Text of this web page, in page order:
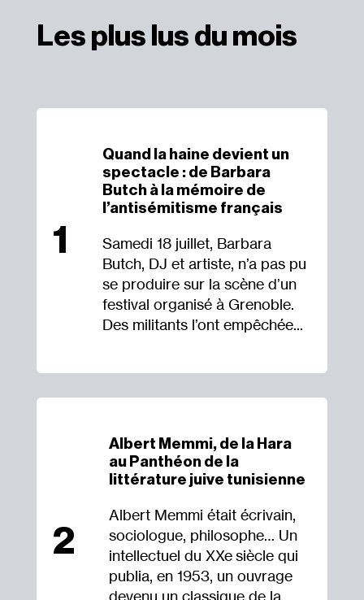
Les plus lus du mois
Quand la haine devient un
spectacle : de Barbara
Butch à la mémoire de
l’antisémitisme français
Samedi 18 juillet, Barbara
Butch, DJ et artiste, n’a pas pu
se produire sur la scène d’un
festival organisé à Grenoble.
Des militants l’ont empêchée...
1
Albert Memmi, de la Hara
au Panthéon de la
littérature juive tunisienne
Albert Memmi était écrivain,
sociologue, philosophe… Un
intellectuel du XXe siècle qui
publia, en 1953, un ouvrage
devenu un classique de la
2